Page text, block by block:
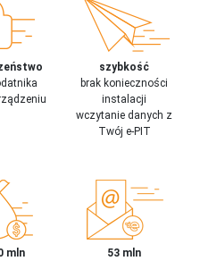
szybkość
brak konieczności
instalacji
wczytanie danych z
Twój e-PIT
mln
53 mln